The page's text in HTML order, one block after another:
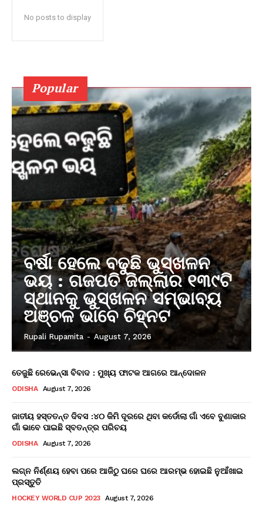
No posts to display
Popular
ବର୍ଷା ହେଲେ ବଢୁଛି ଭୁସ୍ଖଳନ
ଭୟ : ଗଜପତି ଜିଲ୍ଲାର ୧୩୯ଟି
ସ୍ଥାନକୁ ଭୁସ୍ଖଳନ ସମ୍ଭାବ୍ୟ
ଅଞ୍ଚଳ ଭାବେ ଚିହ୍ନଟ
Rupali Rupamita - August 7, 2026
ତେଜୁଛି ରେଭେନ୍ସା ବିବାଦ : ମୁଖ୍ୟ ଫାଟକ ଆଗରେ ଆନ୍ଦୋଳନ
ODISHA August 7, 2026
ଜାତୀୟ ହସ୍ତତନ୍ତ ଦିବସ :୪୦ କିମି ଦୂରରେ ଥିବା କର୍ଡୋଲା ଗାଁ ଏବେ ବୁଣାକାର
ଗାଁ ଭାବେ ପାଇଛି ସ୍ବତନ୍ତ୍ର ପରିଚୟ
ODISHA August 7, 2026
ଲଗ୍ନ ନିର୍ଣ୍ଣୟ ହେବା ପରେ ଆଜିଠୁ ଘରେ ଘରେ ଆରମ୍ଭ ହୋଇଛି ନୁଆଁଖାଇ
ପ୍ରସ୍ତୁତି
HOCKEY WORLD CUP 2023 August 7, 2026